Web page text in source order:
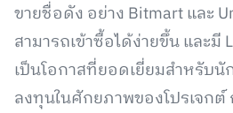
ขายชื่อดัง อย่าง Bitmart และ
สามารถเข้าซื้อได้ง่ายขึ้น และมี
เป็นโอกาสที่ยอดเยี่ยมสำหรับ
ลงทุนในศักยภาพของโปรเจกต์